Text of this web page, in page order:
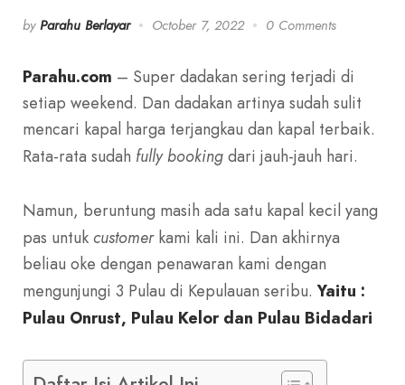
by Parahu Berlayar October 7, 2022 0 Comments
Parahu.com – Super dadakan sering terjadi di
setiap weekend. Dan dadakan artinya sudah sulit
mencari kapal harga terjangkau dan kapal terbaik.
Rata-rata sudah fully booking dari jauh-jauh hari.
Namun, beruntung masih ada satu kapal kecil yang
pas untuk customerkami kali ini. Dan akhirnya
beliau oke dengan penawaran kami dengan
mengunjungi 3 Pulau di Kepulauan seribu.Yaitu :
Pulau Onrust, Pulau Kelor dan Pulau Bidadari